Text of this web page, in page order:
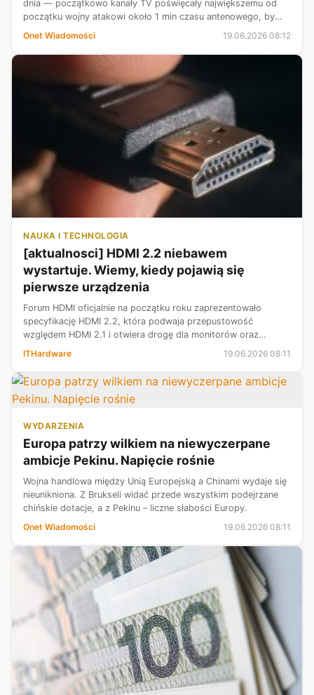
dnia — początkowo kanały TV poświęcały największemu od
początku wojny atakowi około 1 min czasu antenowego, by
potem całkowicie omijać temat. W głównych wydaniach
Onet Wiadomości 19.06.2026 08:12
NAUKA I TECHNOLOGIA
[aktualnosci] HDMI 2.2 niebawem
wystartuje. Wiemy, kiedy pojawią się
pierwsze urządzenia
Forum HDMI oficjalnie na początku roku zaprezentowało
specyfikację HDMI 2.2, która podwaja przepustowość
względem HDMI 2.1 i otwiera drogę dla monitorów oraz
częstotliwościach odświeżania. Teraz dowi...
ITHardware 19.06.2026 08:11
WYDARZENIA
Europa patrzy wilkiem na niewyczerpane
ambicje Pekinu. Napięcie rośnie
Wojna handlowa między Unią Europejską a Chinami wydaje się
nieunikniona. Z Brukseli widać przede wszystkim podejrzane
chińskie dotacje, a z Pekinu – liczne słabości Europy.
Onet Wiadomości
19.06.2026 08:11